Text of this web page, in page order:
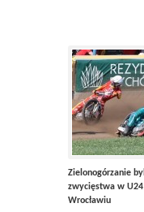
Zielonogórzanie
zwycięstwa w
Wrocławiu